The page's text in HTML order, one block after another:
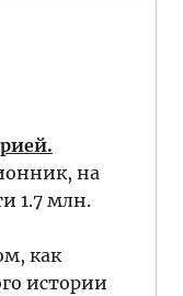
на
1.7 млн.
как
истории